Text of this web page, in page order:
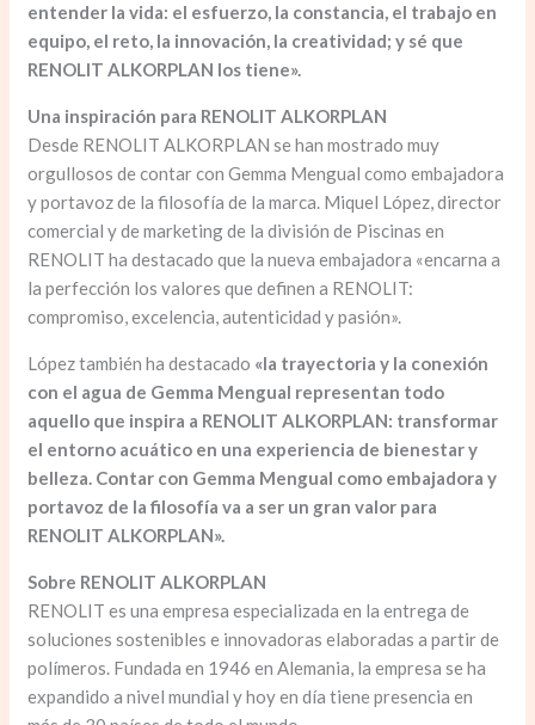
entender la vida: el esfuerzo, la constancia, el trabajo en
equipo, el reto, la innovación, la creatividad; y sé que
RENOLIT ALKORPLAN los tiene».
Una inspiración para RENOLIT ALKORPLAN
Desde RENOLIT ALKORPLAN se han mostrado muy
orgullosos de contar con Gemma Mengual como embajadora
y portavoz de la filosofía de la marca. Miquel López, director
comercial y de marketing de la división de Piscinas en
RENOLIT ha destacado que la nueva embajadora «encarna a
la perfección los valores que definen a RENOLIT:
compromiso, excelencia, autenticidad y pasión».
López también ha destacado «la trayectoria y la conexión
con el agua de Gemma Mengual representan todo
aquello que inspira a RENOLIT ALKORPLAN: transformar
el entorno acuático en una experiencia de bienestar y
belleza. Contar con Gemma Mengual como embajadora y
portavoz de la filosofía va a ser un gran valor para
RENOLIT ALKORPLAN».
Sobre RENOLIT ALKORPLAN
RENOLIT es una empresa especializada en la entrega de
soluciones sostenibles e innovadoras elaboradas a partir de
polímeros. Fundada en 1946 en Alemania, la empresa se ha
expandido a nivel mundial y hoy en día tiene presencia en